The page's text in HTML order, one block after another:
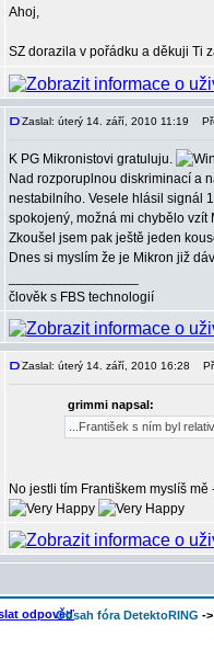
Ahoj,
SZ dorazila v pořádku a děkuji Ti
Zaslal: úterý 14. září, 2010 11:19
K PG Mikronistovi gratuluju.
Nad rozporuplnou diskriminací a
nestabilního. Vesele hlásil signál
spokojený, možná mi chybělo
Zkoušel jsem pak ještě jeden
Dnes si myslím že je Mikron již
člověk s FBS technologií
Zaslal: úterý 14. září, 2010 16:28
grimmi napsal:
...František s ním byl
No jestli tím Františkem myslíš
Obsah fóra DetektoRING ->